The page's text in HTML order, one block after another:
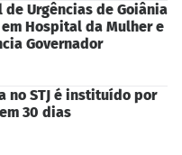
Urgências de Goiânia
Hospital da Mulher e
Governador
no STJ é instituído por
30 dias